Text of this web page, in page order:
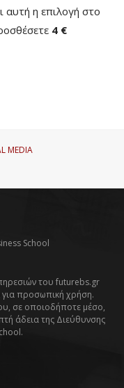
η επιλογή στο
4 €
MEDIA
School
του futurebs.gr
για προσωπική χρήση.
σε οποιοδήποτε μέσο,
άδεια της Διεύθυνσης